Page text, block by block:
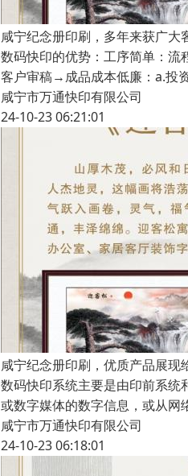
咸宁纪念册印刷，多年来获广大
数码快印的优势：工序简单：
客户审稿→成品成本低廉：a.投
咸宁市万通快印有限公司
24-10-23 06:21:01
咸宁纪念册印刷，优质产品展现
数码快印系统主要是由印前系统
或数字媒体的数字信息，或从网
咸宁市万通快印有限公司
24-10-23 06:18:01